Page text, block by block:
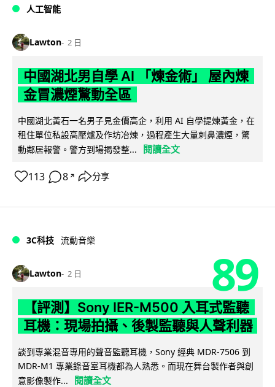
人工智能
Lawton 2 日
中國湖北男自學 AI 「煉金術」 屋內煉
金冒濃煙驚動全區
中國湖北黃石一名男子見金價高企，利用 AI 自學提煉黃金，在
租住單位私設高壓爐及作坊冶煉，過程產生大量刺鼻濃煙，驚
動鄰居報警。警方到場揭發整...
閱讀全文
113 8 ↗ 分享
3C科技 流動音樂
Lawton 2 日 89
【評測】Sony IER-M500 入耳式監聽
耳機：現場拍攝、後製監聽與人聲利器
談到專業混音專用的聲音監聽耳機，Sony 經典 MDR-7506 到
MDR-M1 專業錄音室耳機都為人熟悉。而現在舞台製作者與創
意影像製作...
閱讀全文